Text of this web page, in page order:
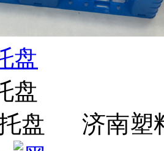
盘
盘
济南塑料